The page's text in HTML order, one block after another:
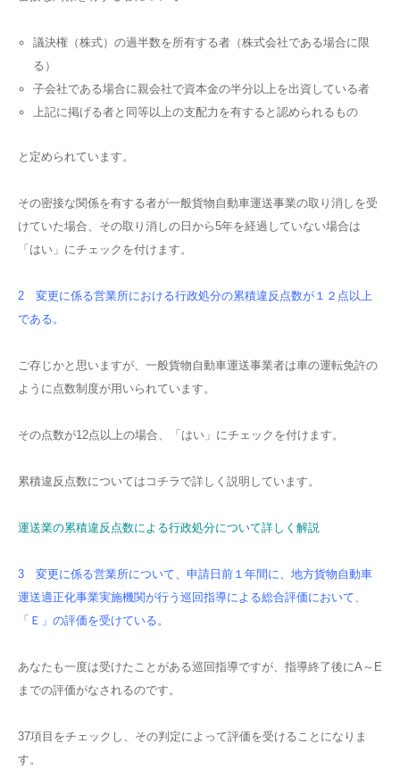
議決権（株式）の過半数を所有する者（株式会社である場合に限
る）
子会社である場合に親会社で資本金の半分以上を出資している者
上記に掲げる者と同等以上の支配力を有すると認められるもの
と定められています。
その密接な関係を有する者が一般貨物自動車運送事業の取り消しを受
けていた場合、その取り消しの日から5年を経過していない場合は
「はい」にチェックを付けます。
2 変更に係る営業所における行政処分の累積違反点数が１２点以上
である。
ご存じかと思いますが、一般貨物自動車運送事業者は車の運転免許の
ように点数制度が用いられています。
その点数が12点以上の場合、「はい」にチェックを付けます。
累積違反点数についてはコチラで詳しく説明しています。
運送業の累積違反点数による行政処分について詳しく解説
3 変更に係る営業所について、申請日前１年間に、地方貨物自動車
運送適正化事業実施機関が行う巡回指導による総合評価において、
「Ｅ」の評価を受けている。
あなたも一度は受けたことがある巡回指導ですが、指導終了後にA～E
までの評価がなされるのです。
37項目をチェックし、その判定によって評価を受けることになりま
す。